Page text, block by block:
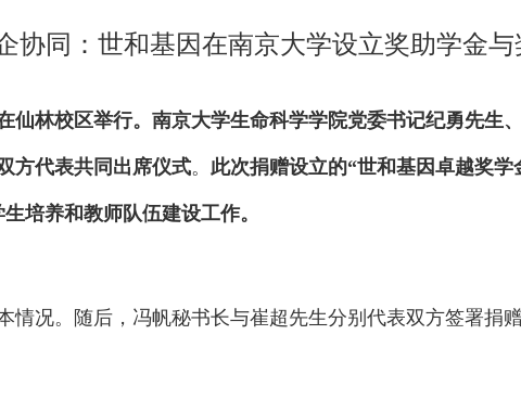
协同：世和基因在南京大学设立奖助学金与
仙林校区举行。南京大学生命科学学院党委书记纪勇先生
方代表共同出席仪式。 此次捐赠设立的“世和基因卓越奖
培养和教师队伍建设工作。
情况。随后，冯帆秘书长与崔超先生分别代表双方签署捐